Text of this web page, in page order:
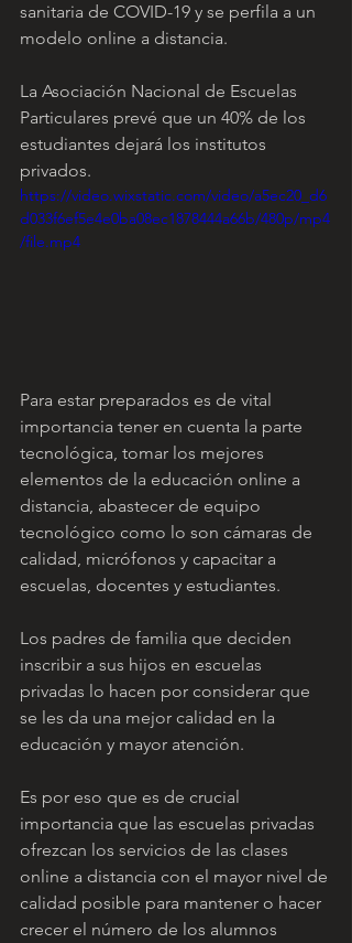
sanitaria de COVID-19 y se perfila a un
modelo online a distancia.
La Asociación Nacional de Escuelas
Particulares prevé que un 40% de los
estudiantes dejará los institutos
privados.
https://video.wixstatic.com/video/a5ec20_d6
d033f6ef5e4e0ba08ec1878444a66b/480p/mp4
/file.mp4
Para estar preparados es de vital
importancia tener en cuenta la parte
tecnológica, tomar los mejores
elementos de la educación online a
distancia, abastecer de equipo
tecnológico como lo son cámaras de
calidad, micrófonos y capacitar a
escuelas, docentes y estudiantes.
Los padres de familia que deciden
inscribir a sus hijos en escuelas
privadas lo hacen por considerar que
se les da una mejor calidad en la
educación y mayor atención.
Es por eso que es de crucial
importancia que las escuelas privadas
ofrezcan los servicios de las clases
online a distancia con el mayor nivel de
calidad posible para mantener o hacer
crecer el número de los alumnos